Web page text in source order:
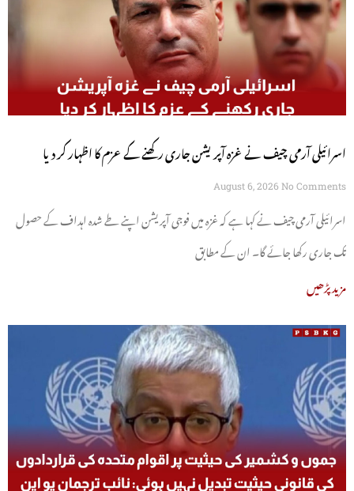
اسرائیلی آرمی چیف نے غزہ آپریشن جاری رکھنے کے عزم کا اظہار کر دیا
August 6, 2026 No Comments
اسرائیلی آرمی چیف نے کہا ہے کہ غزہ میں فوجی آپریشن اپنے طے شدہ اہداف کے حصول
تک جاری رکھا جائے گا۔ ان کے مطابق
مزید پڑھیں